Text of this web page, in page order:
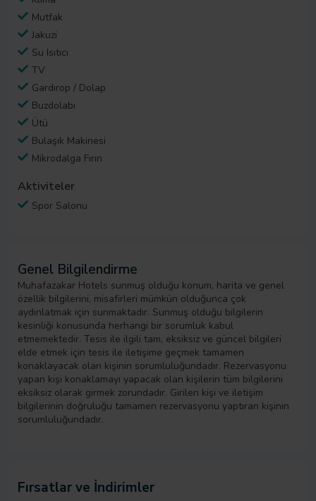
Fırsatlar ve İndirimler
Mutfak
Jakuzi
Su Isıtıcı
TV
Gardırop / Dolap
Buzdolabı
Ütü
Bulaşık Makinesi
Mikrodalga Fırın
Aktiviteler
Spor Salonu
Genel Bilgilendirme
Muhafazakar Hotels sunmuş olduğu konum, harita ve genel
özellik bilgilerini, misafirleri mümkün olduğunca çok
aydınlatmak için sunmaktadır. Sunmuş olduğu bilgilerin
kesinliği konusunda herhangi bir sorumluk kabul
etmemektedir. Tesis ile ilgili tam, eksiksiz ve güncel bilgileri
elde etmek için tesis ile iletişime geçmek tamamen
konaklayacak olan kişinin sorumluluğundadır. Rezervasyonu
yapan kişi konaklamayı yapacak olan kişilerin tüm bilgilerini
eksiksiz olarak girmek zorundadır. Girilen kişi ve iletişim
bilgilerinin doğruluğu tamamen rezervasyonu yaptıran kişinin
sorumluluğundadır.